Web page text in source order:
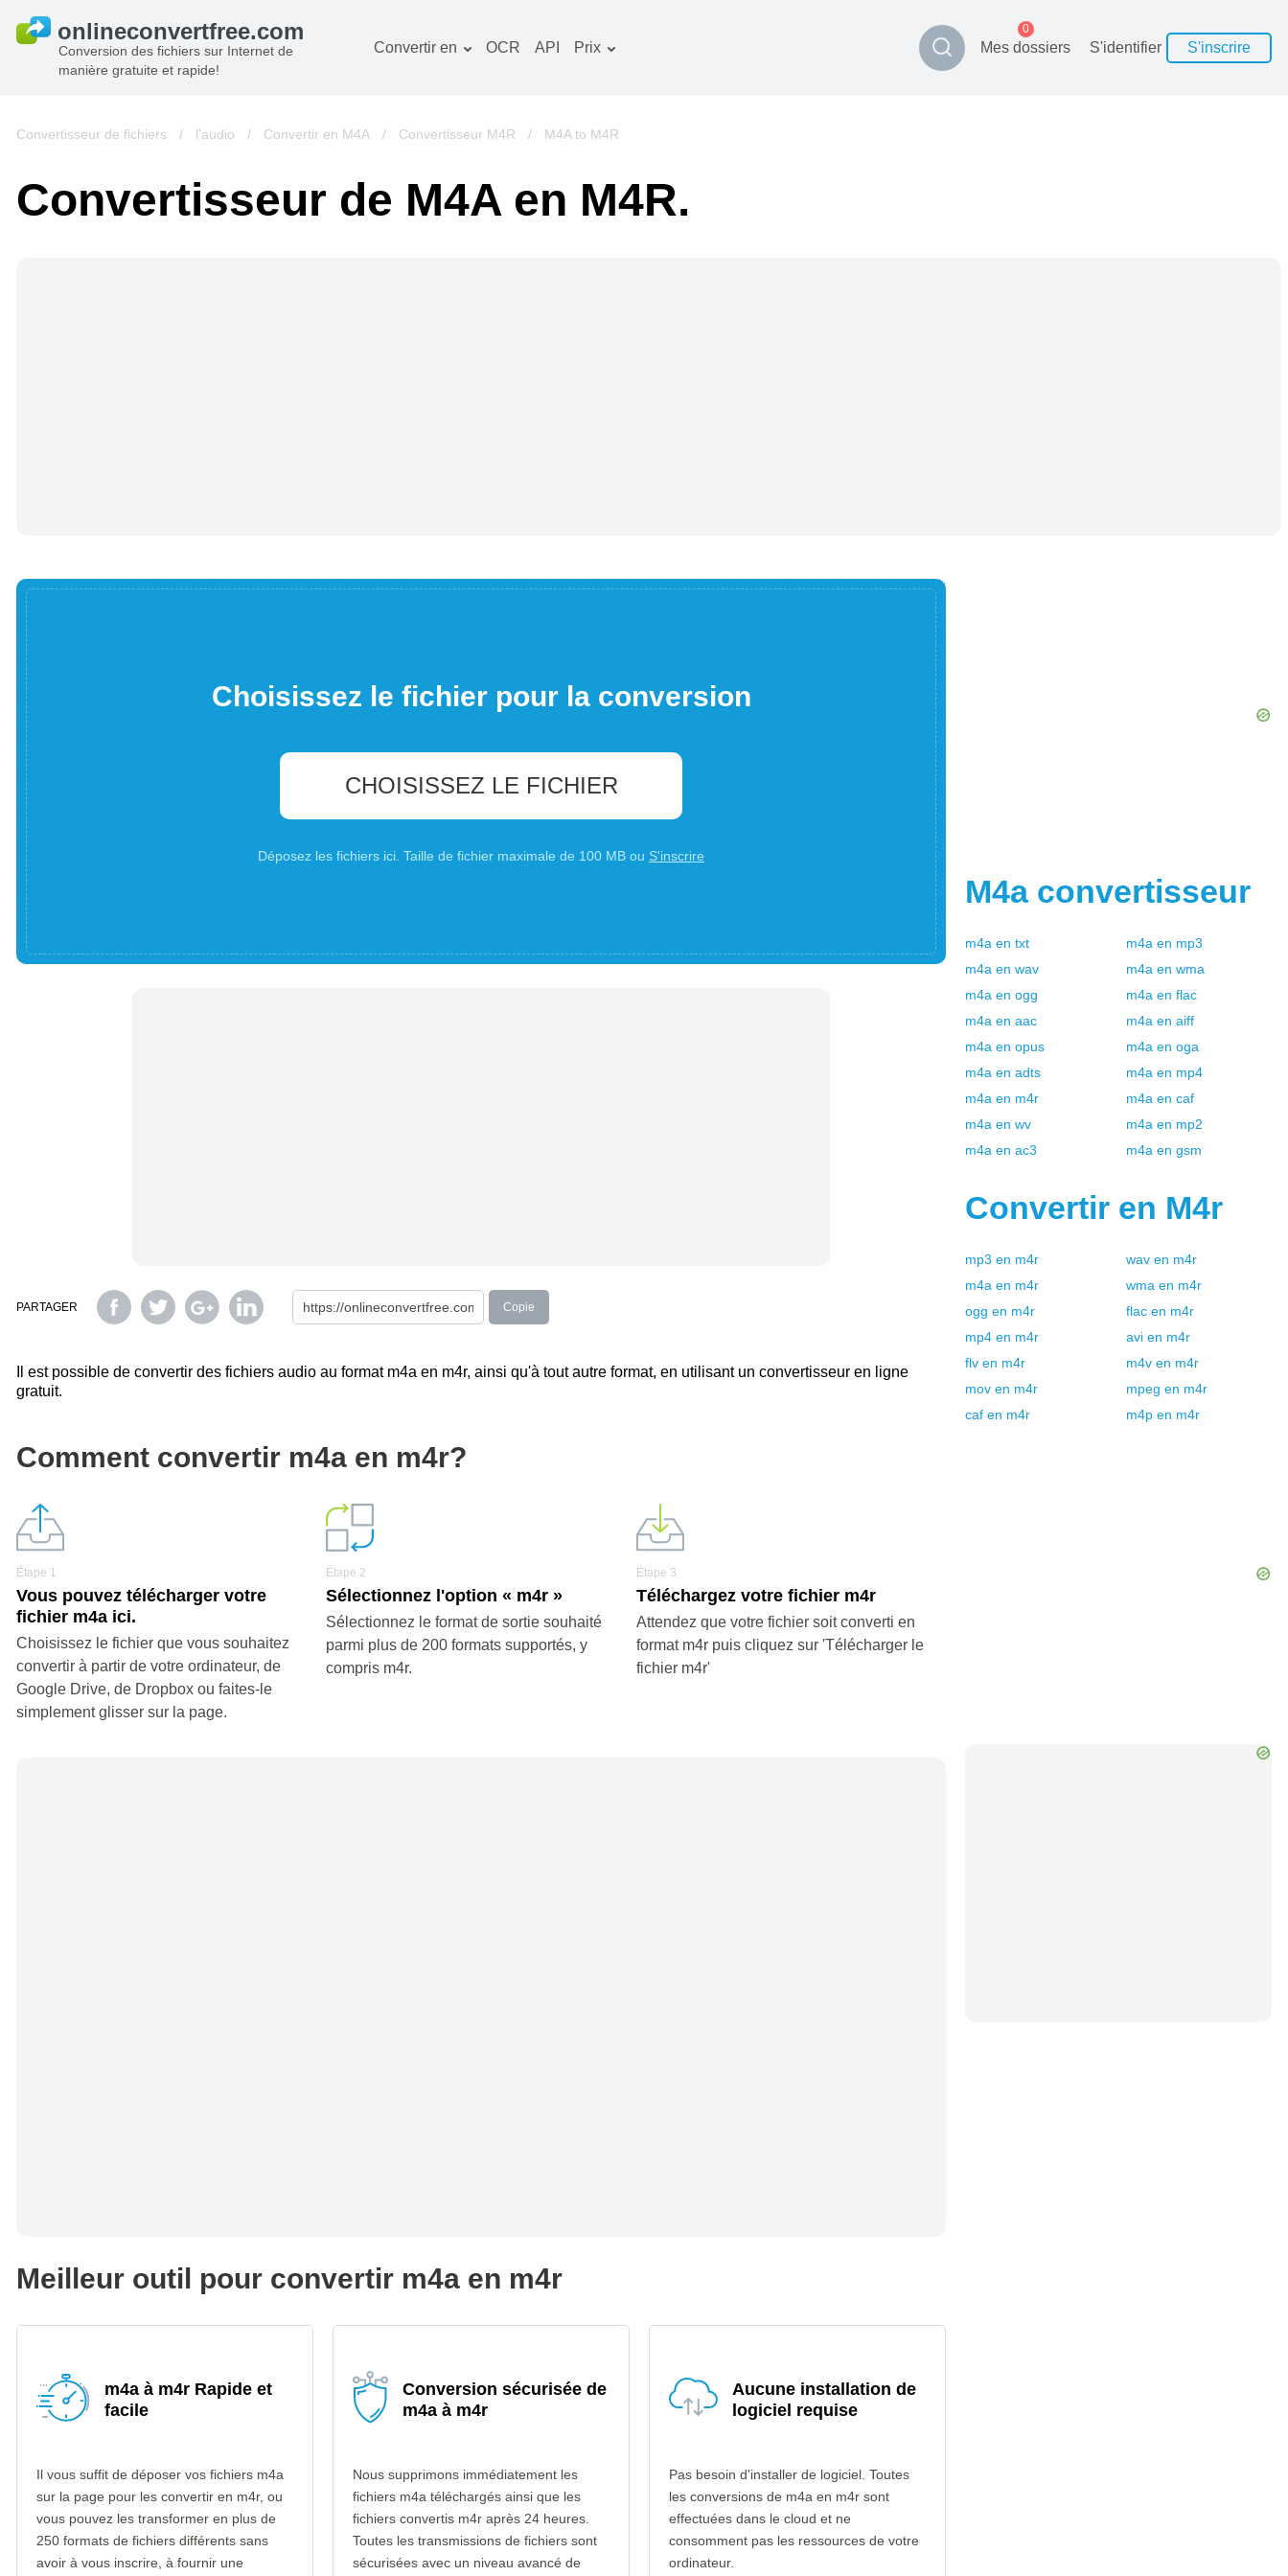
Conversion des fichiers sur Internet de
manière gratuite et rapide!
Convertir en
Image convertisseur
Livres convertisseur
OCR API Prix Mes dossiers
0
S'identifier S'inscrire
Convertisseur de fichiers / l'audio / Convertir en M4A / Convertisseur M4R / M4A to M4R
Convertisseur de M4A en M4R.
Choisissez le fichier pour la conversion
CHOISISSEZ LE FICHIER
Déposez les fichiers ici. Taille de fichier maximale de 100 MB ou S'inscrire
PARTAGER Copie
Il est possible de convertir des fichiers audio au format m4a en m4r, ainsi qu'à tout autre format, en utilisant un convertisseur en ligne
gratuit.
Comment convertir m4a en m4r?
Étape 1
Vous pouvez télécharger votre
fichier m4a ici.
Choisissez le fichier que vous souhaitez
convertir à partir de votre ordinateur, de
Google Drive, de Dropbox ou faites-le
simplement glisser sur la page.
Étape 2
Sélectionnez l'option « m4r »
Sélectionnez le format de sortie souhaité
parmi plus de 200 formats supportés, y
compris m4r.
Étape 3
Téléchargez votre fichier m4r
Attendez que votre fichier soit converti en
format m4r puis cliquez sur 'Télécharger le
fichier m4r'
Meilleur outil pour convertir m4a en m4r
m4a à m4r Rapide et
facile
Il vous suffit de déposer vos fichiers m4a
sur la page pour les convertir en m4r, ou
vous pouvez les transformer en plus de
250 formats de fichiers différents sans
avoir à vous inscrire, à fournir une
Conversion sécurisée de
m4a à m4r
Nous supprimons immédiatement les
fichiers m4a téléchargés ainsi que les
fichiers convertis m4r après 24 heures.
Toutes les transmissions de fichiers sont
sécurisées avec un niveau avancé de
Aucune installation de
logiciel requise
Pas besoin d'installer de logiciel. Toutes
les conversions de m4a en m4r sont
effectuées dans le cloud et ne
consomment pas les ressources de votre
ordinateur.
M4a convertisseur
m4a en txt m4a en mp3
m4a en wav m4a en wma
m4a en ogg m4a en flac
m4a en aac m4a en aiff
m4a en opus m4a en oga
m4a en adts m4a en mp4
m4a en m4r m4a en caf
m4a en wv m4a en mp2
m4a en ac3 m4a en gsm
Convertir en M4r
mp3 en m4r wav en m4r
m4a en m4r wma en m4r
ogg en m4r flac en m4r
mp4 en m4r avi en m4r
flv en m4r m4v en m4r
mov en m4r mpeg en m4r
caf en m4r m4p en m4r